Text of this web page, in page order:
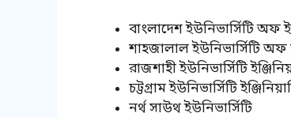
বাংলাদেশ ইউনিভার্সিটি অফ
শাহজালাল ইউনিভার্সিটি অফ
রাজশাহী ইউনিভার্সিটি
চট্টগ্রাম ইউনিভার্সিটি
নর্থ সাউথ ইউনিভার্সিটি